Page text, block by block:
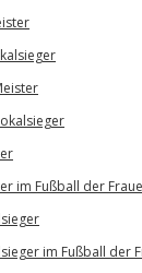
im Fußball der
im Fußball der